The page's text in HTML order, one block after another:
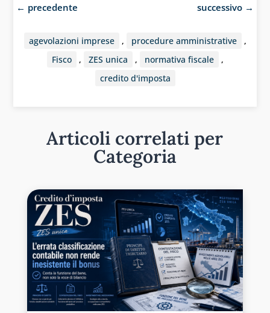
← precedente successivo →
agevolazioni imprese , procedure amministrative
,
Fisco
, ZES unica , normativa fiscale
,
credito d'imposta
Articoli correlati per
Categoria